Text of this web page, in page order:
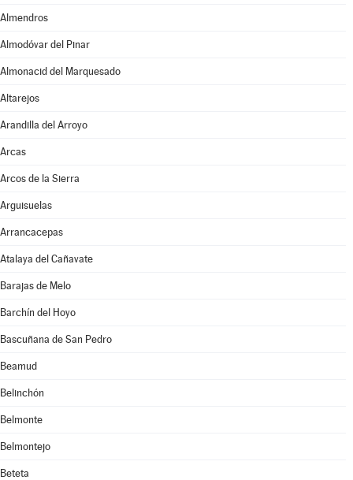
Almendros
Almodóvar del Pinar
Almonacid del Marquesado
Altarejos
Arandilla del Arroyo
Arcas
Arcos de la Sierra
Arguisuelas
Arrancacepas
Atalaya del Cañavate
Barajas de Melo
Barchín del Hoyo
Bascuñana de San Pedro
Beamud
Belinchón
Belmonte
Belmontejo
Beteta